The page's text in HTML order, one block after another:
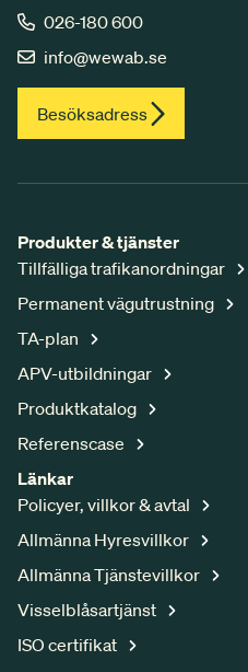
026-180 600
info@wewab.se
Besöksadress
Produkter & tjänster
Tillfälliga trafikanordningar
Permanent vägutrustning
TA-plan
APV-utbildningar
Produktkatalog
Referenscase
Länkar
Policyer, villkor & avtal
Allmänna Hyresvillkor
Allmänna Tjänstevillkor
Visselblåsartjänst
ISO certifikat